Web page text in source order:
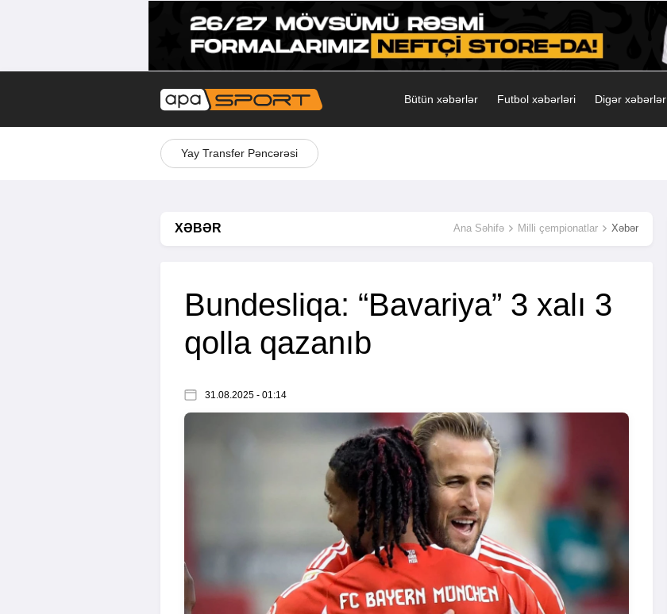
Bütün xəbərlər Futbol xəbərləri Digər xəbərlər
Yay Transfer Pəncərəsi
XƏBƏR Ana Səhifə Milli çempionatlar Xəbər
Bundesliqa: “Bavariya” 3 xalı 3
qolla qazanıb
31.08.2025 - 01:14